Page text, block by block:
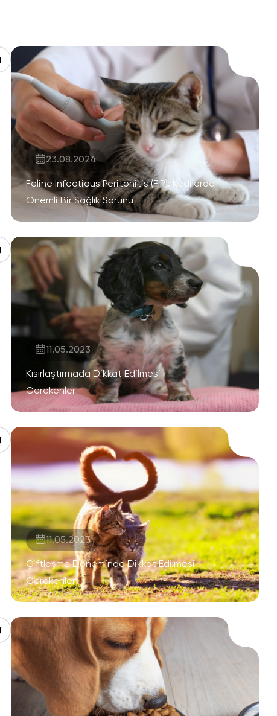
23.08.2024
Feline Infectious Peritonitis (FIP): Kedilerde
Önemli Bir Sağlık Sorunu
11.05.2023
Kısırlaştırmada Dikkat Edilmesi
Gerekenler
11.05.2023
Çiftleşme Döneminde Dikkat Edilmesi
Gerekenler